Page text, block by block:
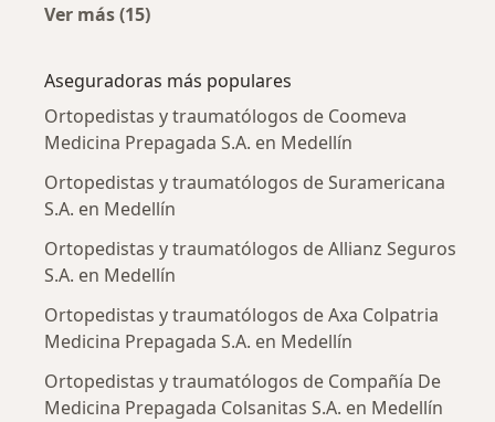
Ver más (15)
Aseguradoras más populares
Ortopedistas y traumatólogos de Coomeva
Medicina Prepagada S.A. en Medellín
Ortopedistas y traumatólogos de Suramericana
S.A. en Medellín
Ortopedistas y traumatólogos de Allianz Seguros
S.A. en Medellín
Ortopedistas y traumatólogos de Axa Colpatria
Medicina Prepagada S.A. en Medellín
Ortopedistas y traumatólogos de Compañía De
Medicina Prepagada Colsanitas S.A. en Medellín